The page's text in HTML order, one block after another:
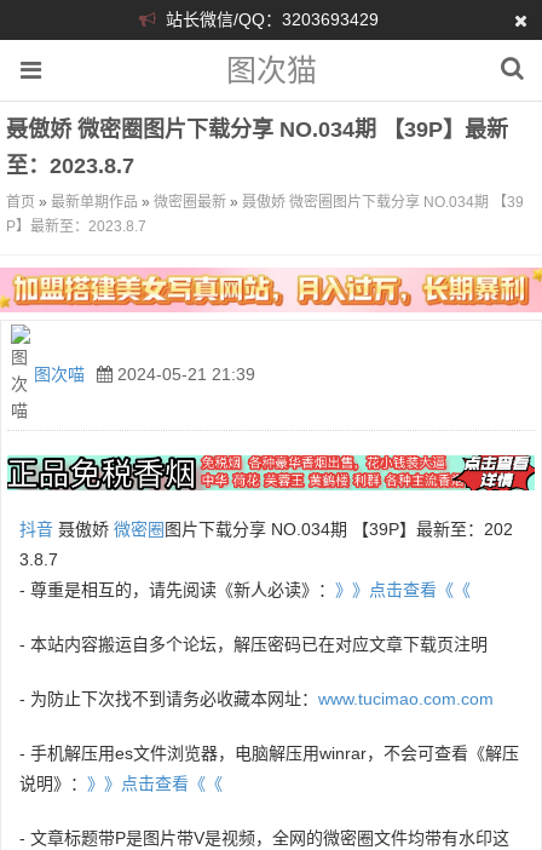
站长微信/QQ：3203693429
图次猫
聂傲娇 微密圈图片下载分享 NO.034期 【39P】最新
至：2023.8.7
首页 » 最新单期作品 » 微密圈最新 » 聂傲娇 微密圈图片下载分享 NO.034期 【39
P】最新至：2023.8.7
图次喵 2024-05-21 21:39
抖音 聂傲娇 微密圈 图片下载分享 NO.034期 【39P】最新至：202
3.8.7
- 尊重是相互的，请先阅读《新人必读》： 》》点击查看《《
- 本站内容搬运自多个论坛，解压密码已在对应文章下载页注明
- 为防止下次找不到请务必收藏本网址： www.tucimao.com.com
- 手机解压用es文件浏览器，电脑解压用winrar，不会可查看《解压
说明》： 》》点击查看《《
- 文章标题带P是图片带V是视频，全网的微密圈文件均带有水印这